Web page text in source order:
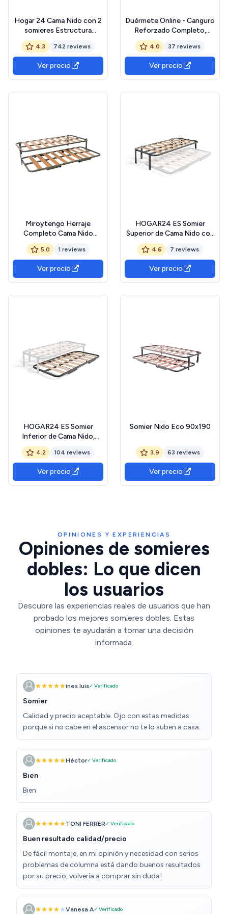
Hogar 24 Cama Nido con 2
somieres Estructura
Reforzada Doble Barra
Superior + Patas, Acero,
105x200 cm
4.3 742 reviews
Ver precio
Duérmete Online - Canguro
Reforzado Completo,
Cama Nido Anti-Ruido con
2 Somieres de Láminas
Anchas de 90 x 190
4.0 37 reviews
Ver precio
Miroytengo Herraje
Completo Cama Nido
Canguro 90x180 cm + 2
SOMIERES Tubo 30x30
mm, Balda Ancha, Patas
Incluidas
5.0 1 reviews
Ver precio
HOGAR24 ES Somier
Superior de Cama Nido con
6 Patas, 90x190 cm
4.6 7 reviews
Ver precio
HOGAR24 ES Somier
Inferior de Cama Nido,
Arrastre con Ruedas,
90x190 cm
4.2 104 reviews
Ver precio
Somier Nido Eco 90x190
3.9 63 reviews
Ver precio
OPINIONES Y EXPERIENCIAS
Opiniones de somieres
dobles: Lo que dicen
los usuarios
Descubre las experiencias reales de usuarios que han
probado los mejores somieres dobles. Estas
opiniones te ayudarán a tomar una decisión
informada.
ines luis✓ Verificado
Somier
Calidad y precio aceptable. Ojo con estas medidas
porque si no cabe en el ascensor no te lo suben a casa.
Héctor✓ Verificado
Bien
Bien
TONI FERRER✓ Verificado
Buen resultado calidad/precio
De fácil montaje, en mi opinión y necesidad con serios
problemas de columna está dando buenos resultados
por su precio, volvería a comprar sin duda!
Vanesa A✓ Verificado